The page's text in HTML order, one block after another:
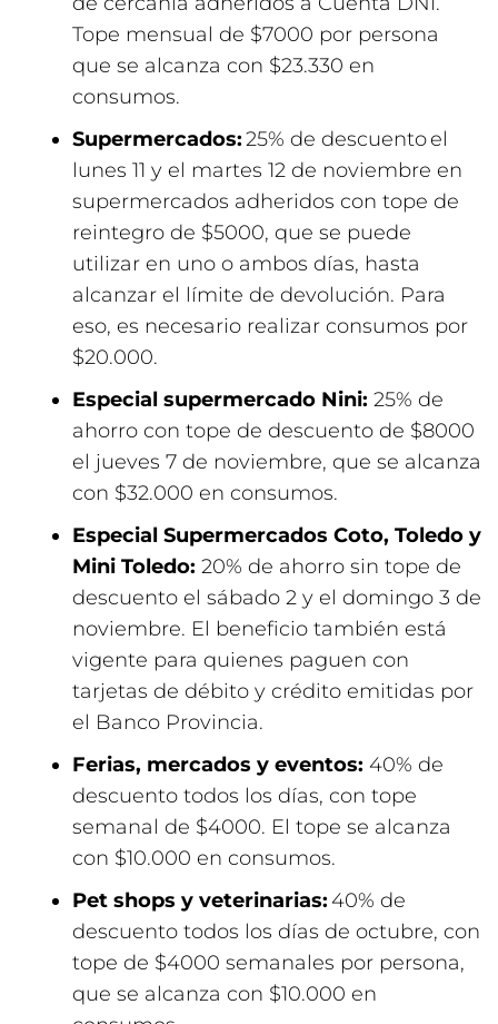
Tope mensual de $7000 por persona
que se alcanza con $23.330 en
consumos.
Supermercados:25% de descuento el
lunes 11 y el martes 12 de noviembre en
supermercados adheridos con tope de
reintegro de $5000, que se puede
utilizar en uno o ambos días, hasta
alcanzar el límite de devolución. Para
eso, es necesario realizar consumos por
$20.000.
Especial supermercado Nini: 25% de
ahorro con tope de descuento de $8000
el jueves 7 de noviembre, que se alcanza
con $32.000 en consumos.
Especial Supermercados Coto, Toledo y
Mini Toledo: 20% de ahorro sin tope de
descuento el sábado 2 y el domingo 3 de
noviembre. El beneficio también está
vigente para quienes paguen con
tarjetas de débito y crédito emitidas por
el Banco Provincia.
Ferias, mercados y eventos: 40% de
descuento todos los días, con tope
semanal de $4000. El tope se alcanza
con $10.000 en consumos.
Pet shops y veterinarias:40% de
descuento todos los días de octubre, con
tope de $4000 semanales por persona,
que se alcanza con $10.000 en